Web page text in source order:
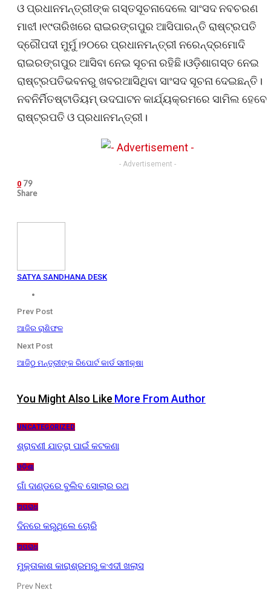
ଓ ପ୍ରଧାନମନ୍ତ୍ରୀଙ୍କ ଗସ୍ତସୂଚନାଦେଲେ ସାଂସଦ ନବଚରଣ
ମାଝୀ।୧୯ତାରିଖରେ ରାଇରଙ୍ଗପୁର ଆସିପାରନ୍ତି ରାଷ୍ଟ୍ରପତି
ଦ୍ରୌପଦୀ ମୁର୍ମୁ।୨୦ରେ ପ୍ରଧାନମନ୍ତ୍ରୀ ନରେନ୍ଦ୍ରମୋଦି
ରାଇରଙ୍ଗପୁର ଆସିବା ନେଇ ସୂଚନା ରହିଛି।ଓଡ଼ିଶାଗସ୍ତ ନେଇ
ରାଷ୍ଟ୍ରପତିଭବନରୁ ଖବରଆସିଥିବା ସାଂସଦ ସୂଚନା ଦେଇଛନ୍ତି।
ନବନିର୍ମିତଷ୍ଟାଡିୟମ୍ ଉଦଘାଟନ କାର୍ଯ୍ୟକ୍ରମରେ ସାମିଲ ହେବେ
ରାଷ୍ଟ୍ରପତି ଓ ପ୍ରଧାନମନ୍ତ୍ରୀ।
- Advertisement -
0 79
Share
SATYA SANDHANA DESK
Prev Post
ଆଜିର ରାଶିଫଳ
Next Post
ଆଜିଠୁ ମନ୍ତ୍ରୀଙ୍କ ରିପୋର୍ଟ କାର୍ଡ ସମୀକ୍ଷା
You Might Also Like More From Author
UNCATEGORIZED
ଶ୍ରାବଣୀ ଯାତ୍ରା ପାଇଁ କଟକଣା
ଓଡ଼ିଶା
ଗାଁ ଦାଣ୍ଡରେ ବୁଲିବ ସୋଲାର ରଥ
ଅପରାଧ
ଦିନରେ କରୁଥିଲେ ଚୋରି
ଅପରାଧ
ମୁକ୍ତାକାଶ କାରାଶ୍ରମରୁ କଏଦୀ ଖଲାସ
PrevNext